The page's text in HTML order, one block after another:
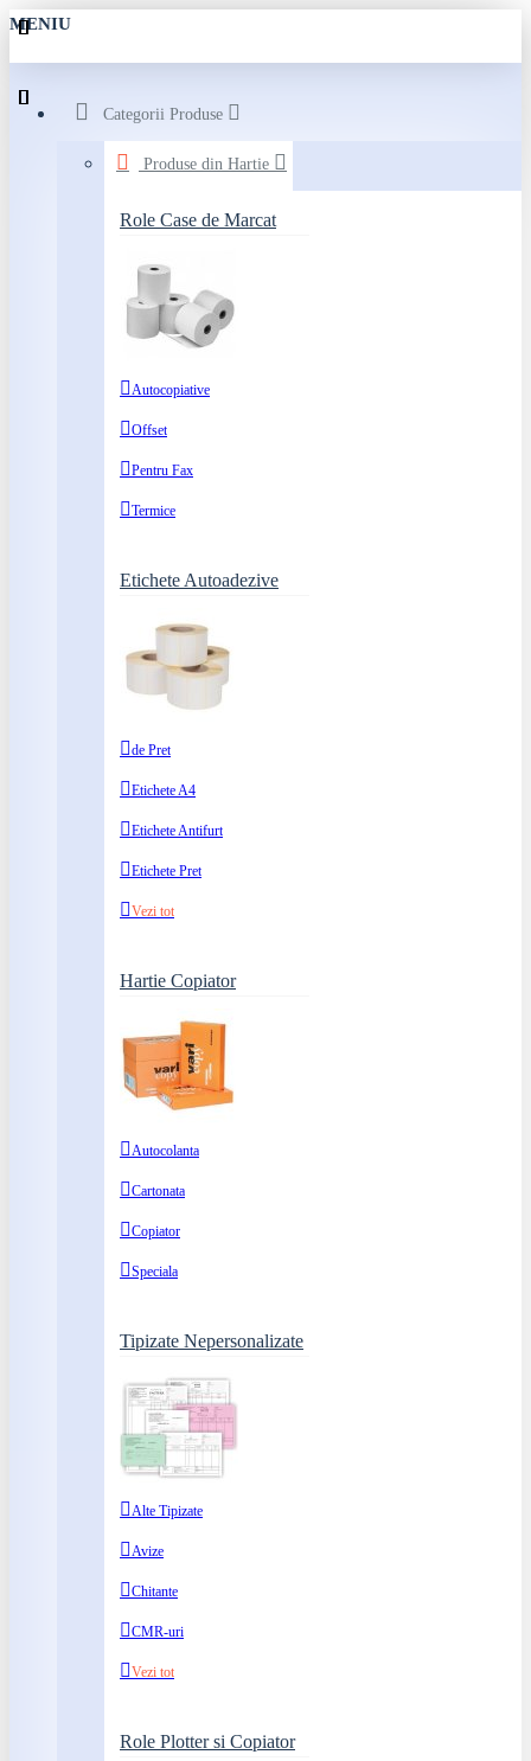
MENIU
Categorii Produse
Produse din Hartie
Role Case de Marcat
Autocopiative
Offset
Pentru Fax
Termice
Etichete Autoadezive
de Pret
Etichete A4
Etichete Antifurt
Etichete Pret
Vezi tot
Hartie Copiator
Autocolanta
Cartonata
Copiator
Speciala
Tipizate Nepersonalizate
Alte Tipizate
Avize
Chitante
CMR-uri
Vezi tot
Role Plotter si Copiator